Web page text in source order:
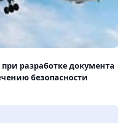
разработке документа
безопасности